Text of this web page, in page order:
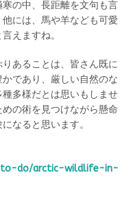
の中、長距離を文句も言
には、馬や羊なども可愛
えますね。
あることは、皆さん既に
であり、厳しい自然のな
多様だとは思いもしませ
の術を見つけながら懸命
なると思います。
to-do/arctic-wildlife-in-